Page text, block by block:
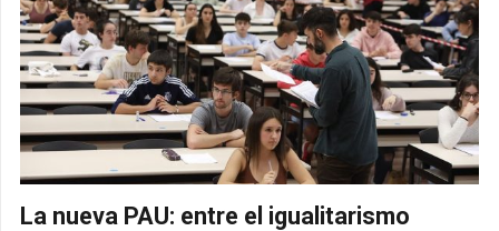
La nueva PAU: entre el igualitarismo